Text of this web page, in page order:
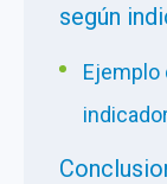
según
Ejemplo